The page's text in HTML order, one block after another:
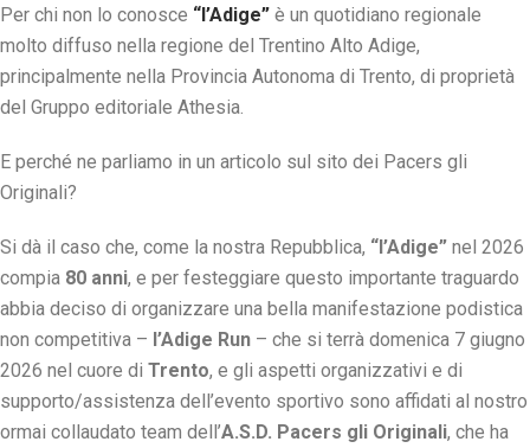
Per chi non lo conosce “l’Adige” è un quotidiano regionale
molto diffuso nella regione del Trentino Alto Adige,
principalmente nella Provincia Autonoma di Trento, di proprietà
del Gruppo editoriale Athesia.
E perché ne parliamo in un articolo sul sito dei Pacers gli
Originali?
Si dà il caso che, come la nostra Repubblica, “l’Adige” nel 2026
compia 80 anni, e per festeggiare questo importante traguardo
abbia deciso di organizzare una bella manifestazione podistica
non competitiva – l’Adige Run – che si terrà domenica 7 giugno
2026 nel cuore di Trento, e gli aspetti organizzativi e di
supporto/assistenza dell’evento sportivo sono affidati al nostro
ormai collaudato team dell’A.S.D. Pacers gli Originali, che ha